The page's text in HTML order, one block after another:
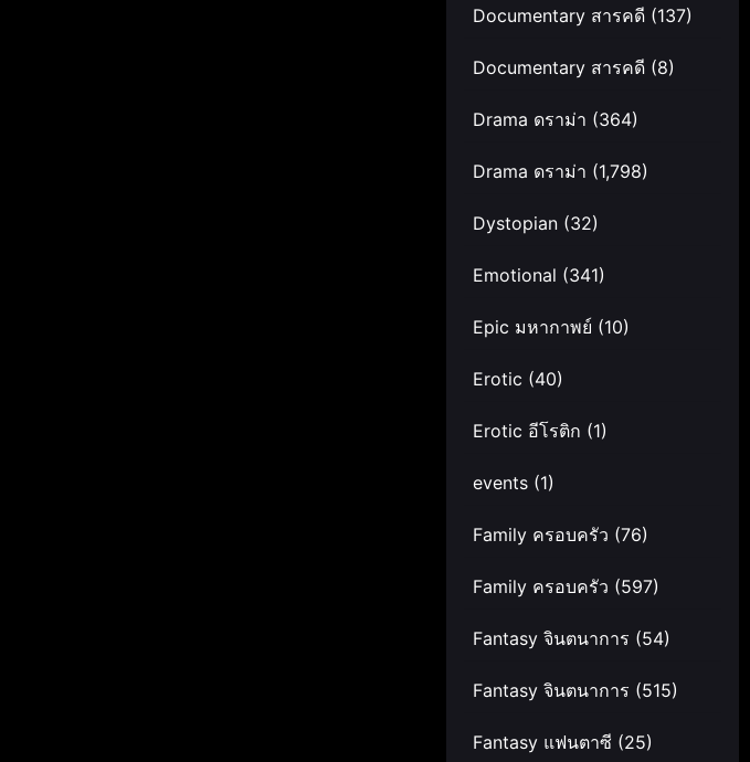
Documentary สารคดี (137)
Documentary สารคดี (8)
Drama ดราม่า (364)
Drama ดราม่า (1,798)
Dystopian (32)
Emotional (341)
Epic มหากาพย์ (10)
Erotic (40)
Erotic อีโรติก (1)
events (1)
Family ครอบครัว (76)
Family ครอบครัว (597)
Fantasy จินตนาการ (54)
Fantasy จินตนาการ (515)
Fantasy แฟนตาซี (25)